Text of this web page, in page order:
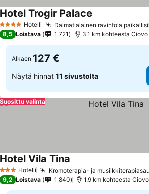
4 Tähtiluokitus
Hotelli Dalmatialainen ravintola
Hotel Trogir Palace
8,5 Loistava 1 721 3.1 km kohteesta Ciovo
Alkaen 127 €
Näytä hinnat 11 sivustolta
Suosittu valinta
3 Tähtiluokitus
Hotelli Kromoterapia- ja
Hotel Vila Tina
9,2 Loistava 1 840 1.9 km kohteesta Ciovo